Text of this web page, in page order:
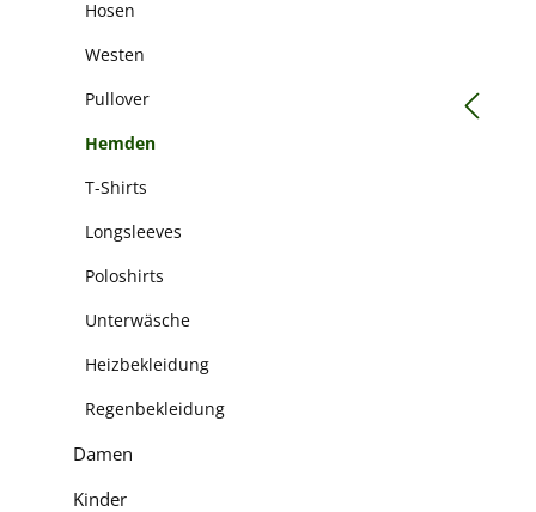
Hosen
Westen
Pullover
Hemden
T-Shirts
Longsleeves
Poloshirts
Unterwäsche
Heizbekleidung
Regenbekleidung
Damen
Kinder